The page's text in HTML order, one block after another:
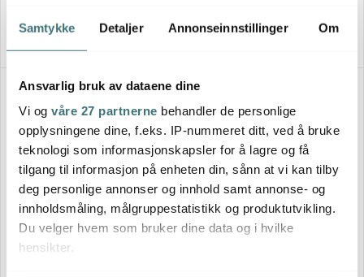
Samtykke Detaljer Annonseinnstillinger Om
Ansvarlig bruk av dataene dine
Vi og våre 27 partnerne behandler de personlige
opplysningene dine, f.eks. IP-nummeret ditt, ved å bruke
teknologi som informasjonskapsler for å lagre og få
tilgang til informasjon på enheten din, sånn at vi kan tilby
deg personlige annonser og innhold samt annonse- og
innholdsmåling, målgruppestatistikk og produktutvikling.
Du velger hvem som bruker dine data og i hvilke
hensikter.
Global
Classic knivsett 5 deler G-
30%
Global